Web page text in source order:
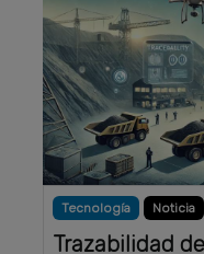
Tecnología Noticia
Trazabilidad